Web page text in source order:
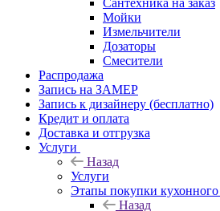
Сантехника на заказ
Мойки
Измельчители
Дозаторы
Смесители
Распродажа
Запись на ЗАМЕР
Запись к дизайнеру (бесплатно)
Кредит и оплата
Доставка и отгрузка
Услуги
Назад
Услуги
Этапы покупки кухонного
Назад